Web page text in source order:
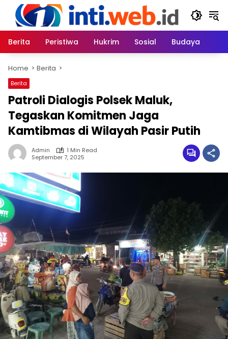
content
Berita
Peristiwa Hukrim Sosial Budaya
Home Berita
Berita
Patroli Dialogis Polsek Maluk,
Tegaskan Komitmen Jaga
Kamtibmas di Wilayah Pasir Putih
Admin
1 Min Read
September 7, 2025